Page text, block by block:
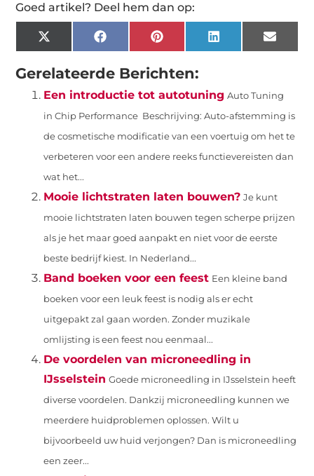
Goed artikel? Deel hem dan op:
X
(Twitter)
FacebookPinterestLinkedInEmail
Gerelateerde Berichten:
Een introductie tot autotuning Auto Tuning
in Chip Performance Beschrijving: Auto-afstemming is
de cosmetische modificatie van een voertuig om het te
verbeteren voor een andere reeks functievereisten dan
wat het...
Mooie lichtstraten laten bouwen? Je kunt
mooie lichtstraten laten bouwen tegen scherpe prijzen
als je het maar goed aanpakt en niet voor de eerste
beste bedrijf kiest. In Nederland...
Band boeken voor een feest Een kleine band
boeken voor een leuk feest is nodig als er echt
uitgepakt zal gaan worden. Zonder muzikale
omlijsting is een feest nou eenmaal...
De voordelen van microneedling in
IJsselstein Goede microneedling in IJsselstein heeft
diverse voordelen. Dankzij microneedling kunnen we
meerdere huidproblemen oplossen. Wilt u
bijvoorbeeld uw huid verjongen? Dan is microneedling
een zeer...